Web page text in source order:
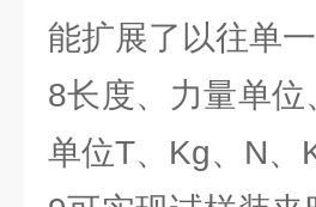
能扩展了以往单
8长度、力量单
单位T、Kg、N、